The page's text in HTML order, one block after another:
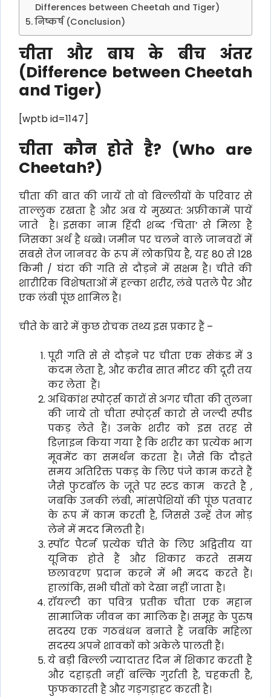
Differences between Cheetah and Tiger)
निष्कर्ष (Conclusion)
चीता और बाघ के बीच अंतर
(Difference between Cheetah
and Tiger)
[wptb id=1147]
चीता कौन होते है? (Who are
Cheetah?)
चीता की बात की जायें तो वो बिल्लीयों के परिवार से
ताल्लुक रखता है और अब ये मुख्यत: अफ्रीकामें पायें
जाते है। इसका नाम हिंदी शब्द ‘चिता’ से मिला है
जिसका अर्थ है धब्बे। जमीन पर चलने वाले जानवरों में
सबसे तेज जानवर के रूप में लोकप्रिय है, यह 80 से 128
किमी / घंटा की गति से दौड़ने में सक्षम है। चीते की
शारीरिक विशेषताओं में हल्का शरीर, लंबे पतले पैर और
एक लंबी पूंछ शामिल है।
चीते के बारे में कुछ रोचक तथ्य इस प्रकार हैं –
पूरी गति से से दौड़ने पर चीता एक सेकंड में 3
कदम लेता है, और करीब सात मीटर की दूरी तय
कर लेता हैं।
अधिकांश स्पोर्ट्स कारों से अगर चीता की तुलना
की जाये तो चीता स्पोर्ट्स कारो से जल्दी स्पीड
पकड़ लेते हैं। उनके शरीर को इस तरह से
डिज़ाइन किया गया है कि शरीर का प्रत्येक भाग
मूवमेंट का समर्थन करता है। जैसे कि दौड़ते
समय अतिरिक्त पकड़ के लिए पंजे काम करते हैं
जैसे फुटबॉल के जूते पर स्टड काम करते है ,
जबकि उनकी लंबी, मांसपेशियों की पूंछ पतवार
के रूप में काम करती है, जिससे उन्हें तेज मोड़
लेने में मदद मिलती है।
स्पॉट पैटर्न प्रत्येक चीते के लिए अद्वितीय या
यूनिक होते हैं और शिकार करते समय
छलावरण प्रदान करने में भी मदद करते हैं।
हालांकि, सभी चीतों को देखा नहीं जाता है।
रॉयल्टी का पवित्र प्रतीक चीता एक महान
सामाजिक जीवन का मालिक है। समूह के पुरुष
सदस्य एक गठबंधन बनाते हैं जबकि महिला
सदस्य अपने शावकों को अकेले पालती हैं।
ये बड़ी बिल्ली ज्यादातर दिन में शिकार करती है
और दहाड़ती नहीं बल्कि गुर्राती है, चहकती है,
फुफकारती है और गड़गड़ाहट करती है।